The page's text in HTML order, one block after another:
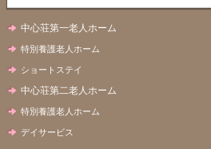
中心荘第一老人ホーム
特別養護老人ホーム
ショートステイ
中心荘第二老人ホーム
特別養護老人ホーム
デイサービス